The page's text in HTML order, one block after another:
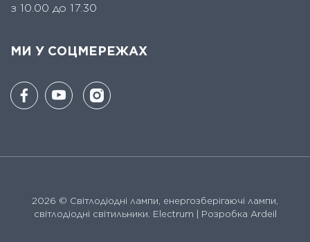
з 10.00 до 17:30
МИ У СОЦМЕРЕЖАХ
2026 © Світлодіодні лампи, енергозберігаючі лампи,
світлодіодні світильники. Electrum | Розробка Ardeil